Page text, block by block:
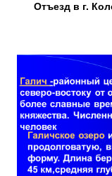
Отъезд в г.